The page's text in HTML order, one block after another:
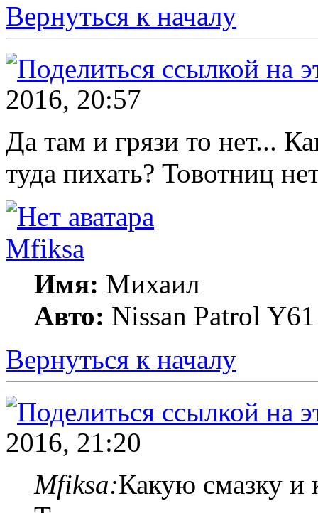
Вернуться к началу
2016, 20:57
Да там и грязи то нет...
туда пихать? Товотниц
Mfiksa
Имя: Михаил
Авто: Nissan Patrol
Вернуться к началу
2016, 21:20
Mfiksa:Какую смазку и